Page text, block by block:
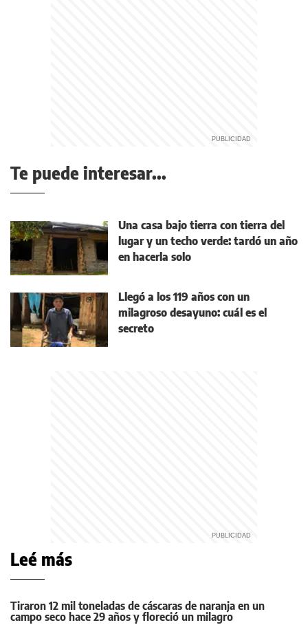
Te puede interesar...
Una casa bajo tierra con tierra del
lugar y un techo verde: tardó un año
en hacerla solo
Llegó a los 119 años con un
milagroso desayuno: cuál es el
secreto
Leé más
Tiraron 12 mil toneladas de cáscaras de naranja en un
campo seco hace 29 años y floreció un milagro